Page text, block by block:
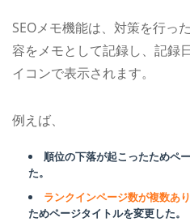
SEOメモ機能は、対策を行っ
容をメモとして記録し、記録
イコンで表示されます。
例えば、
順位の下落が起こったためペ
た。
ランクインページ数が複数あ
ためページタイトルを変更した。